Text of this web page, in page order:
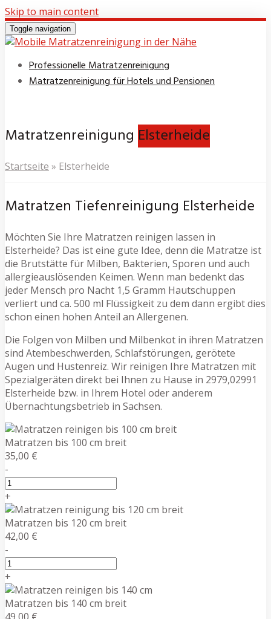
Skip to main content
Toggle navigation
Professionelle Matratzenreinigung
Matratzenreinigung für Hotels und Pensionen
Matratzenreinigung Elsterheide
Startseite » Elsterheide
Matratzen Tiefenreinigung Elsterheide
Möchten Sie Ihre Matratzen reinigen lassen in
Elsterheide? Das ist eine gute Idee, denn die Matratze ist
die Brutstätte für Milben, Bakterien, Sporen und auch
allergieauslösenden Keimen. Wenn man bedenkt das
jeder Mensch pro Nacht 1,5 Gramm Hautschuppen
verliert und ca. 500 ml Flüssigkeit zu dem dann ergibt dies
schon einen hohen Anteil an Allergenen.
Die Folgen von Milben und Milbenkot in ihren Matratzen
sind Atembeschwerden, Schlafstörungen, gerötete
Augen und Hustenreiz. Wir reinigen Ihre Matratzen mit
Spezialgeräten direkt bei Ihnen zu Hause in 2979,02991
Elsterheide bzw. in Ihrem Hotel oder anderem
Übernachtungsbetrieb in Sachsen.
Matratzen bis 100 cm breit
35,00 €
-
+
Matratzen bis 120 cm breit
42,00 €
-
+
Matratzen bis 140 cm breit